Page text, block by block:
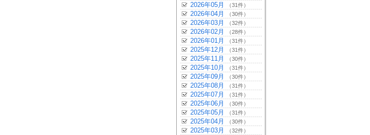
2026年05月 （31件）
2026年04月 （30件）
2026年03月 （32件）
2026年02月 （28件）
2026年01月 （31件）
2025年12月 （31件）
2025年11月 （30件）
2025年10月 （31件）
2025年09月 （30件）
2025年08月 （31件）
2025年07月 （31件）
2025年06月 （30件）
2025年05月 （31件）
2025年04月 （30件）
2025年03月 （32件）